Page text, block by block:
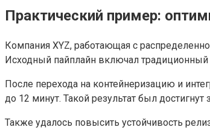
Практический пример:
Компания XYZ, работающая с
Исходный пайплайн включал
После перехода на контейнеризацию и
до 12 минут. Такой результат был
Также удалось повысить устойчивость